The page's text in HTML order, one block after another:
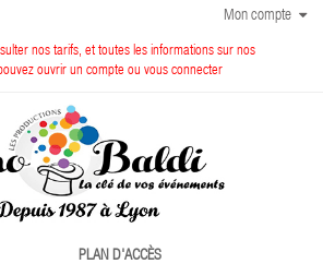
Mon compte
nos tarifs, et toutes les informations sur nos
ouvrir un compte ou vous connecter
PLAN D'ACCÈS